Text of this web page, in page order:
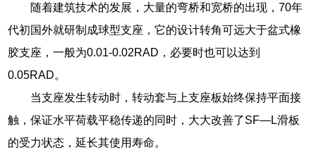
随着建筑技术的发展，大量的弯桥和宽桥的出现，70年
代初国外就研制成球型支座，它的设计转角可远大于盆式橡
胶支座，一般为0.01-0.02RAD，必要时也可以达到
0.05RAD。
当支座发生转动时，转动套与上支座板始终保持平面接
触，保证水平荷载平稳传递的同时，大大改善了SF—L滑板
的受力状态，延长其使用寿命。